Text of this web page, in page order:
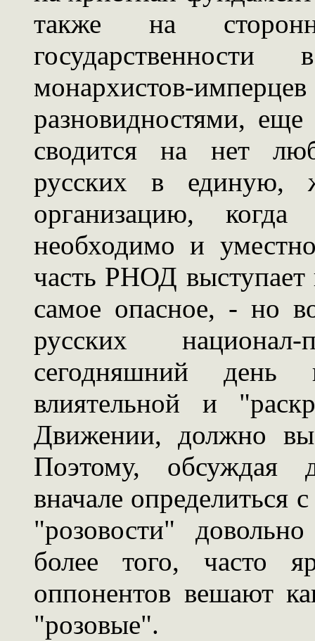
также на
монархистов-
разновидностями,
сводится на нет
русских в единую,
организацию, когда
необходимо и
часть РНОД выступает
самое опасное, - но
русских
сегодняшний день
влиятельной и
Движении, должно
Поэтому, обсуждая
вначале определиться
"розовости"
более того, часто
оппонентов вешают
"розовые".